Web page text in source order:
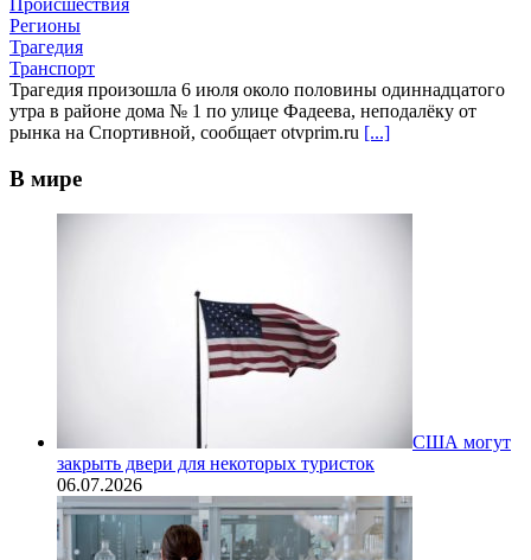
Регионы
Трагедия
Транспорт
Трагедия произошла 6 июля около половины одиннадцатого
утра в районе дома № 1 по улице Фадеева, неподалёку от
рынка на Спортивной, сообщает otvprim.ru [...]
В мире
США могут
закрыть двери для некоторых туристок
06.07.2026